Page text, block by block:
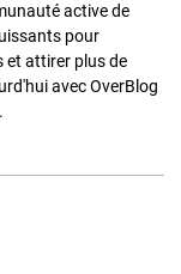
active de
pour
et attirer plus de
avec OverBlog